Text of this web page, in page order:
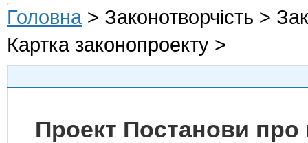
Головна > Законотворчість >
Картка законопроекту >
Проект Постанови про